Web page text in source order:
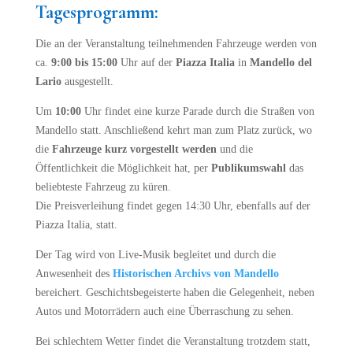
Tagesprogramm:
Die an der Veranstaltung teilnehmenden Fahrzeuge werden von
ca. 9:00 bis 15:00 Uhr auf der Piazza Italiain Mandello del
Lario ausgestellt.
Um 10:00Uhr findet eine kurze Parade durch die Straßen von
Mandello statt. Anschließend kehrt man zum Platz zurück, wo
die Fahrzeuge kurz vorgestellt werdenund die
Öffentlichkeit die Möglichkeit hat, per Publikumswahl das
beliebteste Fahrzeug zu küren.
Die Preisverleihung findet gegen 14:30 Uhr, ebenfalls auf der
Piazza Italia, statt.
Der Tag wird von Live-Musik begleitet und durch die
Anwesenheit des Historischen Archivs von Mandello
bereichert. Geschichtsbegeisterte haben die Gelegenheit, neben
Autos und Motorrädern auch eine Überraschung zu sehen.
Bei schlechtem Wetter findet die Veranstaltung trotzdem statt,